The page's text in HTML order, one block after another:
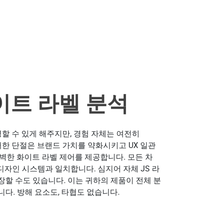
트 라벨 분석
수 있게 해주지만, 경험 자체는 여전히
단절은 브랜드 가치를 약화시키고 UX 일관
한 화이트 라벨 제어를 제공합니다. 모든 차
자인 시스템과 일치합니다. 심지어 자체 JS 라
할 수도 있습니다. 이는 귀하의 제품이 전체 분
다. 방해 요소도, 타협도 없습니다.